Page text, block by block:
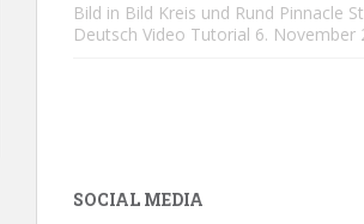
Bild in Bild Kreis und Rund Pinnacle
Deutsch Video Tutorial 6. November
SOCIAL MEDIA